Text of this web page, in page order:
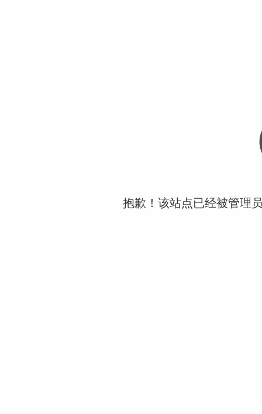
抱歉！该站点已经被管理